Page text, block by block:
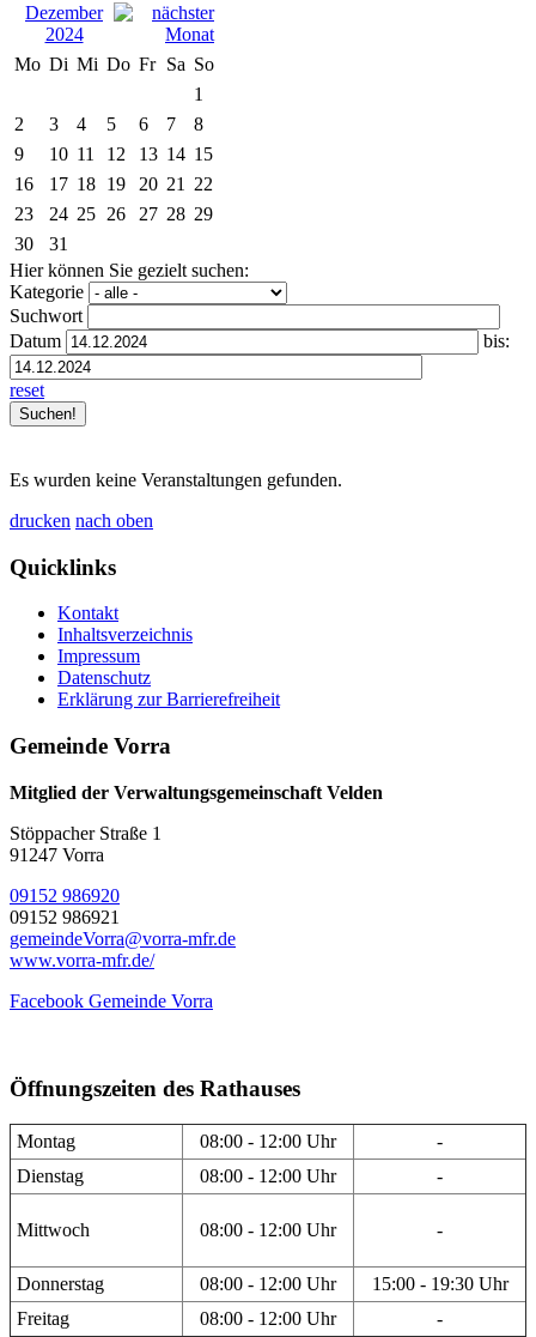
Dezember
2024
Mo Di Mi Do Fr Sa So
1
2
3 4 5 6 7
8
9
10 11 12 13 14 15
16
17 18 19 20 21
22
23
24 25 26 27 28 29
30
31
Hier können Sie gezielt suchen:
Kategorie
Suchwort
Datum
bis:
reset
Es wurden keine Veranstaltungen gefunden.
drucken nach oben
Quicklinks
Kontakt
Inhaltsverzeichnis
Impressum
Datenschutz
Erklärung zur Barrierefreiheit
Gemeinde Vorra
Mitglied der Verwaltungsgemeinschaft Velden
Stöppacher Straße 1
91247 Vorra
09152 986920
09152 986921
gemeindeVorra@vorra-mfr.de
www.vorra-mfr.de/
Facebook Gemeinde Vorra
Öffnungszeiten des Rathauses
Montag 08:00 - 12:00 Uhr
-
Dienstag
08:00 - 12:00 Uhr -
Mittwoch 08:00 - 12:00 Uhr -
Donnerstag 08:00 - 12:00 Uhr
15:00 - 19:30 Uhr
Freitag
08:00 - 12:00 Uhr -